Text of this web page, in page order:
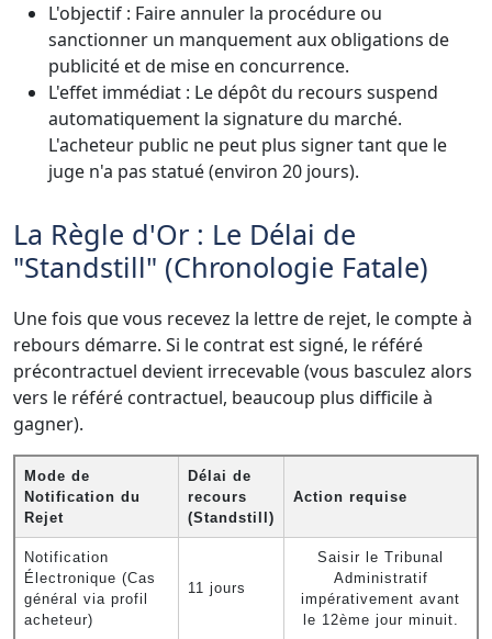
L'objectif : Faire annuler la procédure ou
sanctionner un manquement aux obligations de
publicité et de mise en concurrence.
L'effet immédiat : Le dépôt du recours suspend
automatiquement la signature du marché.
L'acheteur public ne peut plus signer tant que le
juge n'a pas statué (environ 20 jours).
La Règle d'Or : Le Délai de
"Standstill" (Chronologie Fatale)
Une fois que vous recevez la lettre de rejet, le compte à
rebours démarre. Si le contrat est signé, le référé
précontractuel devient irrecevable (vous basculez alors
vers le référé contractuel, beaucoup plus difficile à
gagner).
Mode de
Notification du
Rejet
Délai de
recours
(Standstill)
Action requise
Notification
Électronique (Cas
général via profil
acheteur)
11 jours
Saisir le Tribunal
Administratif
impérativement avant
le 12ème jour minuit.